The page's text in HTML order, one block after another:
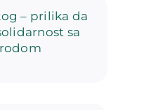
– prilika da
sa